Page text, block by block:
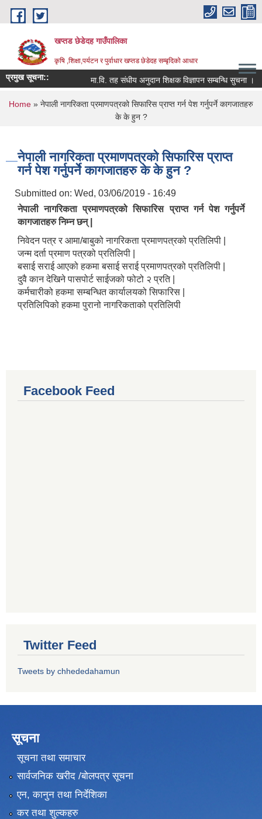
Skip to main content
खप्तड छेडेदह गाउँपालिका
कृषि ,शिक्षा,पर्यटन र पुर्वाधार खप्तड छेडेदह सम्बृदिको आधार
प्रमुख सूचना:: मा.वि. तह संधीय अनुदान शिक्षक विज्ञापन सम्बन्धि सुचना ।
You are here
Home » नेपाली नागरिकता प्रमाणपत्रको सिफारिस प्राप्त गर्न पेश गर्नुपर्ने कागजातहरु
के के हुन ?
नेपाली नागरिकता प्रमाणपत्रको सिफारिस प्राप्त
गर्न पेश गर्नुपर्ने कागजातहरु के के हुन ?
Submitted on: Wed, 03/06/2019 - 16:49
नेपाली नागरिकता प्रमाणपत्रको सिफारिस प्राप्त गर्न पेश गर्नुपर्ने
कागजातहरु निम्न छन् |
निवेदन पत्र र आमा/बाबुको नागरिकता प्रमाणपत्रको प्रतिलिपी |
जन्म दर्ता प्रमाण पत्रको प्रतिलिपी |
बसाई सराई आएको हकमा बसाई सराई प्रमाणपत्रको प्रतिलिपी |
दुवै कान देखिने पासपोर्ट साईजको फोटो २ प्रति |
कर्मचारीको हकमा सम्बन्धित कार्यालयको सिफारिस |
प्रतिलिपिको हकमा पुरानो नागरिकताको प्रतिलिपी
Facebook Feed
Twitter Feed
Tweets by chhededahamun
सूचना
सूचना तथा समाचार
सार्वजनिक खरीद /बोलपत्र सूचना
एन, कानुन तथा निर्देशिका
कर तथा शुल्कहरु